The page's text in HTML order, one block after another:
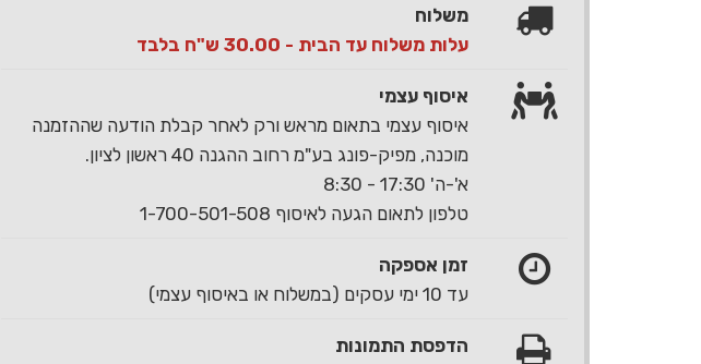
משלוח
עלות משלוח עד הבית - 30.00 ש"ח בלבד
איסוף עצמי
איסוף עצמי בתאום מראש ורק לאחר קבלת הודעה שההזמנה
מוכנה, מפיק-פונג בע"מ רחוב ההגנה 40 ראשון לציון.
א'-ה' 17:30 - 8:30
טלפון לתאום הגעה לאיסוף 1-700-501-508
זמן אספקה
עד 10 ימי עסקים (במשלוח או באיסוף עצמי)
הדפסת התמונות